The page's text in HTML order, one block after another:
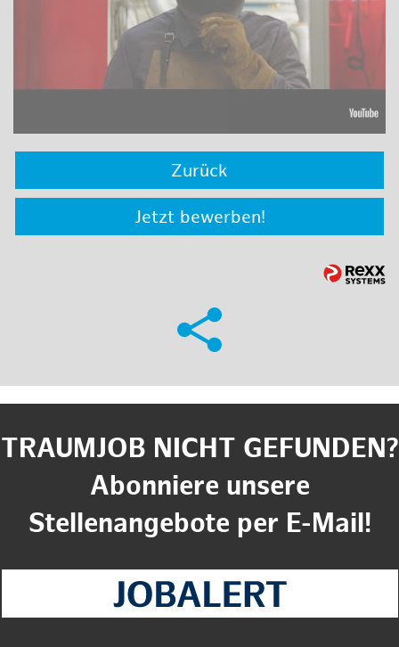
Zurück
Jetzt bewerben!
TRAUMJOB NICHT GEFUNDEN?
Abonniere unsere
Stellenangebote per E-Mail!